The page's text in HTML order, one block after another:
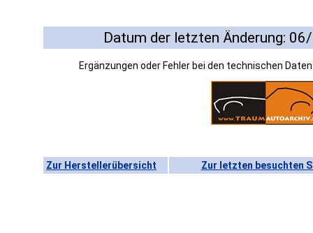
Datum der letzten Änderung:
Ergänzungen oder Fehler bei den technischen
Zur Herstellerübersicht Zur letzten besuchten